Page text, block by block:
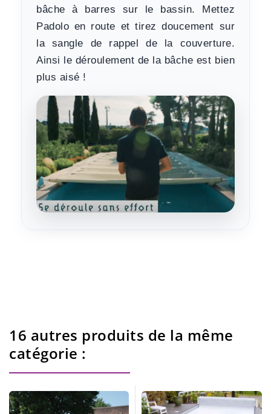
bâche à barres sur le bassin. Mettez
Padolo en route et tirez doucement sur
la sangle de rappel de la couverture.
Ainsi le déroulement de la bâche est bien
plus aisé !
16 autres produits de la même
catégorie :